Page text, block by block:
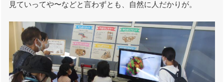
見ていってや〜などと言わずとも、自然に人だかりが。